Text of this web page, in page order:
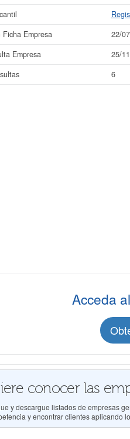
Empresa
22/
Empresa
25/
6
Acceda al
conocer las
y descargue listados de empresas
y encontrar clientes aplicando